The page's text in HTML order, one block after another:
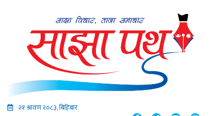
२१ श्रावण २०८३, बिहिबार